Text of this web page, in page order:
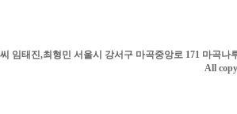
임태진,최형민 서울시 강서구 마곡중앙로 171 마곡나
All